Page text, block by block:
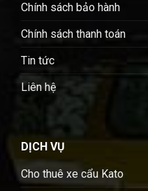
Chính sách bảo hành
Chính sách thanh toán
Tin tức
Liên hệ
DỊCH VỤ
Cho thuê xe cẩu Kato